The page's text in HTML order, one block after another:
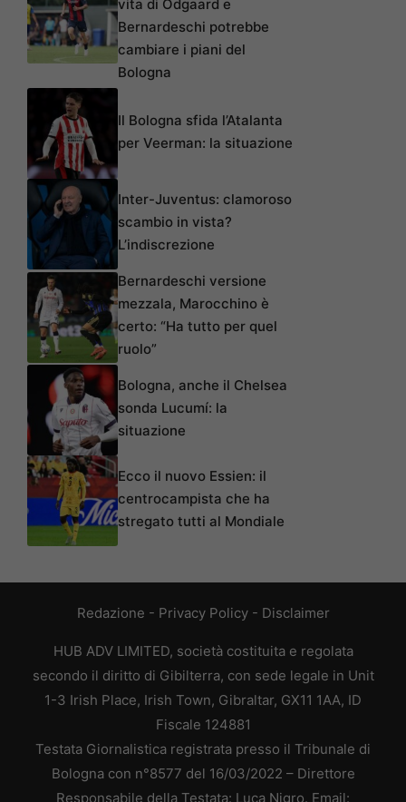
vita di Odgaard e
Bernardeschi potrebbe
cambiare i piani del
Bologna
Il Bologna sfida l’Atalanta
per Veerman: la situazione
Inter-Juventus: clamoroso
scambio in vista?
L’indiscrezione
Bernardeschi versione
mezzala, Marocchino è
certo: “Ha tutto per quel
ruolo”
Bologna, anche il Chelsea
sonda Lucumí: la
situazione
Ecco il nuovo Essien: il
centrocampista che ha
stregato tutti al Mondiale
Redazione - Privacy Policy- Disclaimer
HUB ADV LIMITED, società costituita e regolata
secondo il diritto di Gibilterra, con sede legale in Unit
1-3 Irish Place, Irish Town, Gibraltar, GX11 1AA, ID
Fiscale 124881
Testata Giornalistica registrata presso il Tribunale di
Bologna con n°8577 del 16/03/2022 – Direttore
Responsabile della Testata: Luca Nigro. Email: